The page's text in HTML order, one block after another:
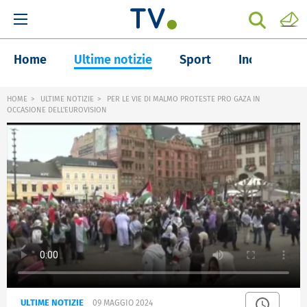
Home Ultime notizie Sport Inchieste
HOME ULTIME NOTIZIE
PER LE VIE DI MALMO PROTESTE PRO GAZA IN
OCCASIONE DELL'EUROVISION
ULTIME NOTIZIE 09 MAGGIO 2024